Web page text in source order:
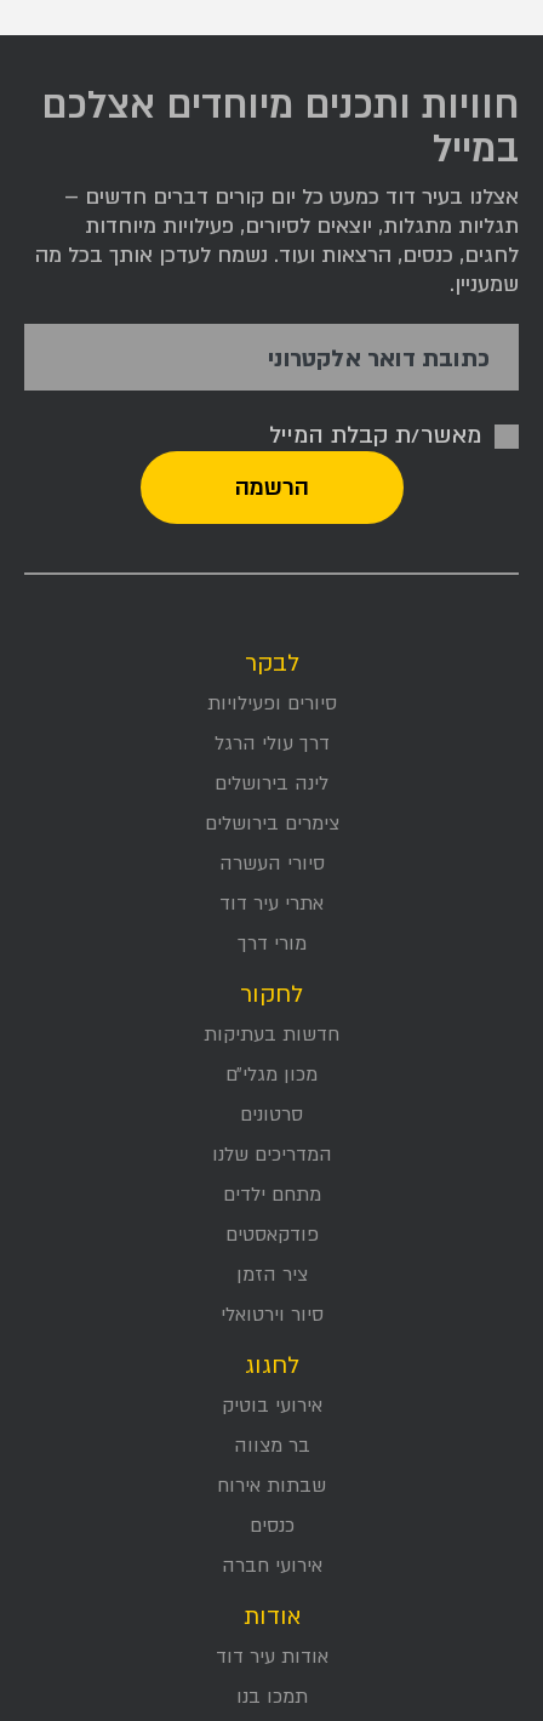
חוויות ותכנים מיוחדים אצלכם
במייל
אצלנו בעיר דוד כמעט כל יום קורים דברים חדשים –
תגליות מתגלות, יוצאים לסיורים, פעילויות מיוחדות
לחגים, כנסים, הרצאות ועוד. נשמח לעדכן אותך בכל מה
שמעניין.
כתובת דואר אלקטרוני
מאשר/ת קבלת המייל
לבקר
סיורים ופעילויות
דרך עולי הרגל
לינה בירושלים
צימרים בירושלים
סיורי העשרה
אתרי עיר דוד
מורי דרך
לחקור
חדשות בעתיקות
מכון מגלי״ם
סרטונים
המדריכים שלנו
מתחם ילדים
פודקאסטים
ציר הזמן
סיור וירטואלי
לחגוג
אירועי בוטיק
בר מצווה
שבתות אירוח
כנסים
אירועי חברה
אודות
אודות עיר דוד
תמכו בנו